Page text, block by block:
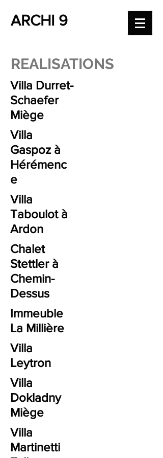
ARCHI 9
REALISATIONS
Villa Durret-
Schaefer
Miège
Villa
Gaspoz à
Hérémenc
e
Villa
Taboulot à
Ardon
Chalet
Stettler à
Chemin-
Dessus
Immeuble
La Millière
Villa
Leytron
Villa
Dokladny
Miège
Villa
Martinetti